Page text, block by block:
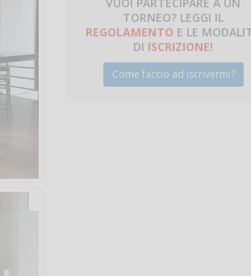
TORNEO? LEGGI IL
REGOLAMENTO E LE
DI ISCRIZIONE!
Come faccio ad iscrivermi?